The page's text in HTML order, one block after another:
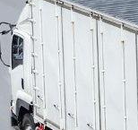
Solicite
online sem
equipe,
serviço
mudar de